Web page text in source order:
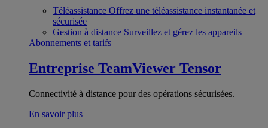
Téléassistance Offrez une téléassistance instantanée et
sécurisée
Gestion à distance Surveillez et gérez les appareils
Abonnements et tarifs
Entreprise TeamViewer Tensor
Connectivité à distance pour des opérations sécurisées.
En savoir plus